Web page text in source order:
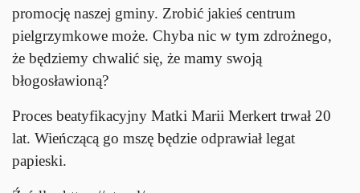
promocję naszej gminy. Zrobić jakieś centrum
pielgrzymkowe może. Chyba nic w tym zdrożnego,
że będziemy chwalić się, że mamy swoją
błogosławioną?
Proces beatyfikacyjny Matki Marii Merkert trwał 20
lat. Wieńczącą go mszę będzie odprawiał legat
papieski.